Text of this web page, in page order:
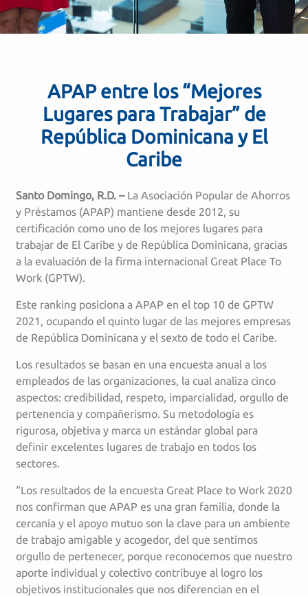
APAP entre los “Mejores
Lugares para Trabajar” de
República Dominicana y El
Caribe
Santo Domingo, R.D. –La Asociación Popular de Ahorros
y Préstamos (APAP) mantiene desde 2012, su
certificación como uno de los mejores lugares para
trabajar de El Caribe y de República Dominicana, gracias
a la evaluación de la firma internacional Great Place To
Work (GPTW).
Este ranking posiciona a APAP en el top 10 de GPTW
2021, ocupando el quinto lugar de las mejores empresas
de República Dominicana y el sexto de todo el Caribe.
Los resultados se basan en una encuesta anual a los
empleados de las organizaciones, la cual analiza cinco
aspectos: credibilidad, respeto, imparcialidad, orgullo de
pertenencia y compañerismo. Su metodología es
rigurosa, objetiva y marca un estándar global para
definir excelentes lugares de trabajo en todos los
sectores.
“Los resultados de la encuesta Great Place to Work 2020
nos confirman que APAP es una gran familia, donde la
cercanía y el apoyo mutuo son la clave para un ambiente
de trabajo amigable y acogedor, del que sentimos
orgullo de pertenecer, porque reconocemos que nuestro
aporte individual y colectivo contribuye al logro los
objetivos institucionales que nos diferencian en el